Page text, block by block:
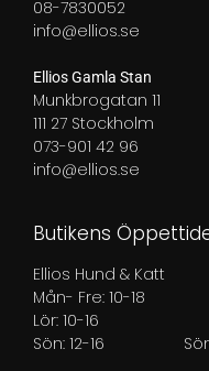
08-7830052
info@ellios.se
Ellios Gamla Stan
Munkbrogatan 11
111 27 Stockholm
073-901 42 96
info@ellios.se
Butikens
Ellios Hund & Katt
Mån- Fre: 10-18
Lör: 10-16
Sön: 12-16